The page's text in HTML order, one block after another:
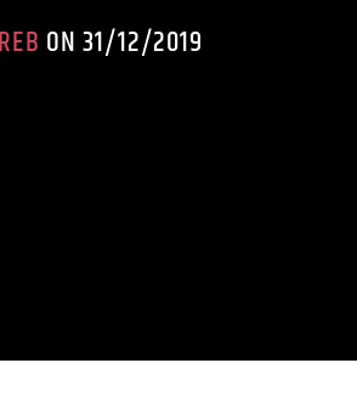
ON 31/12/2019